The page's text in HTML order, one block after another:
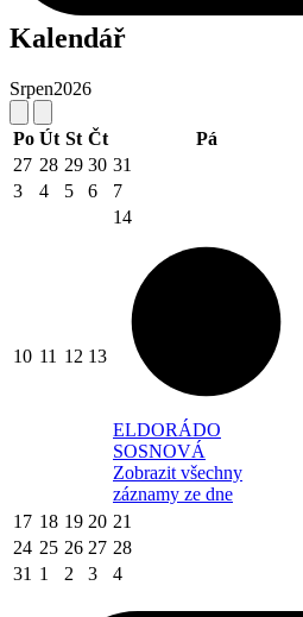
Kalendář
Srpen2026
Po Út St Čt Pá
27 28 29 30 31
3
4 5 6 7
10 11 12 13
14
ELDORÁDO
SOSNOVÁ
Zobrazit všechny
záznamy ze dne
17 18 19 20 21
24 25 26 27 28
31 1 2 3 4